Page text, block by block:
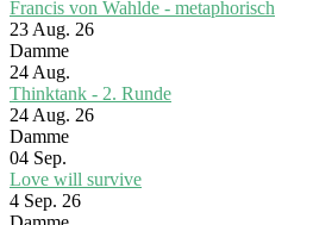
Francis von Wahlde - metaphorisch
23 Aug. 26
Damme
24 Aug.
Thinktank - 2. Runde
24 Aug. 26
Damme
04 Sep.
Love will survive
4 Sep. 26